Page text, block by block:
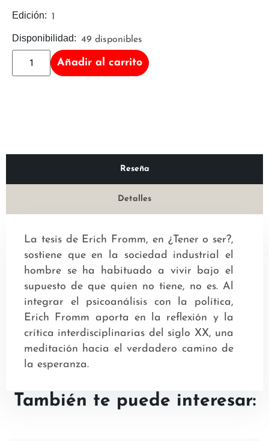
Añadir al carrito
Disponibilidad: 49 disponibles
Edición: 1
Reseña
Detalles
La tesis de Erich Fromm, en ¿Tener o ser?,
sostiene que en la sociedad industrial el
hombre se ha habituado a vivir bajo el
supuesto de que quien no tiene, no es. Al
integrar el psicoanálisis con la política,
Erich Fromm aporta en la reflexión y la
crítica interdisciplinarias del siglo XX, una
meditación hacia el verdadero camino de
la esperanza.
También te puede interesar: